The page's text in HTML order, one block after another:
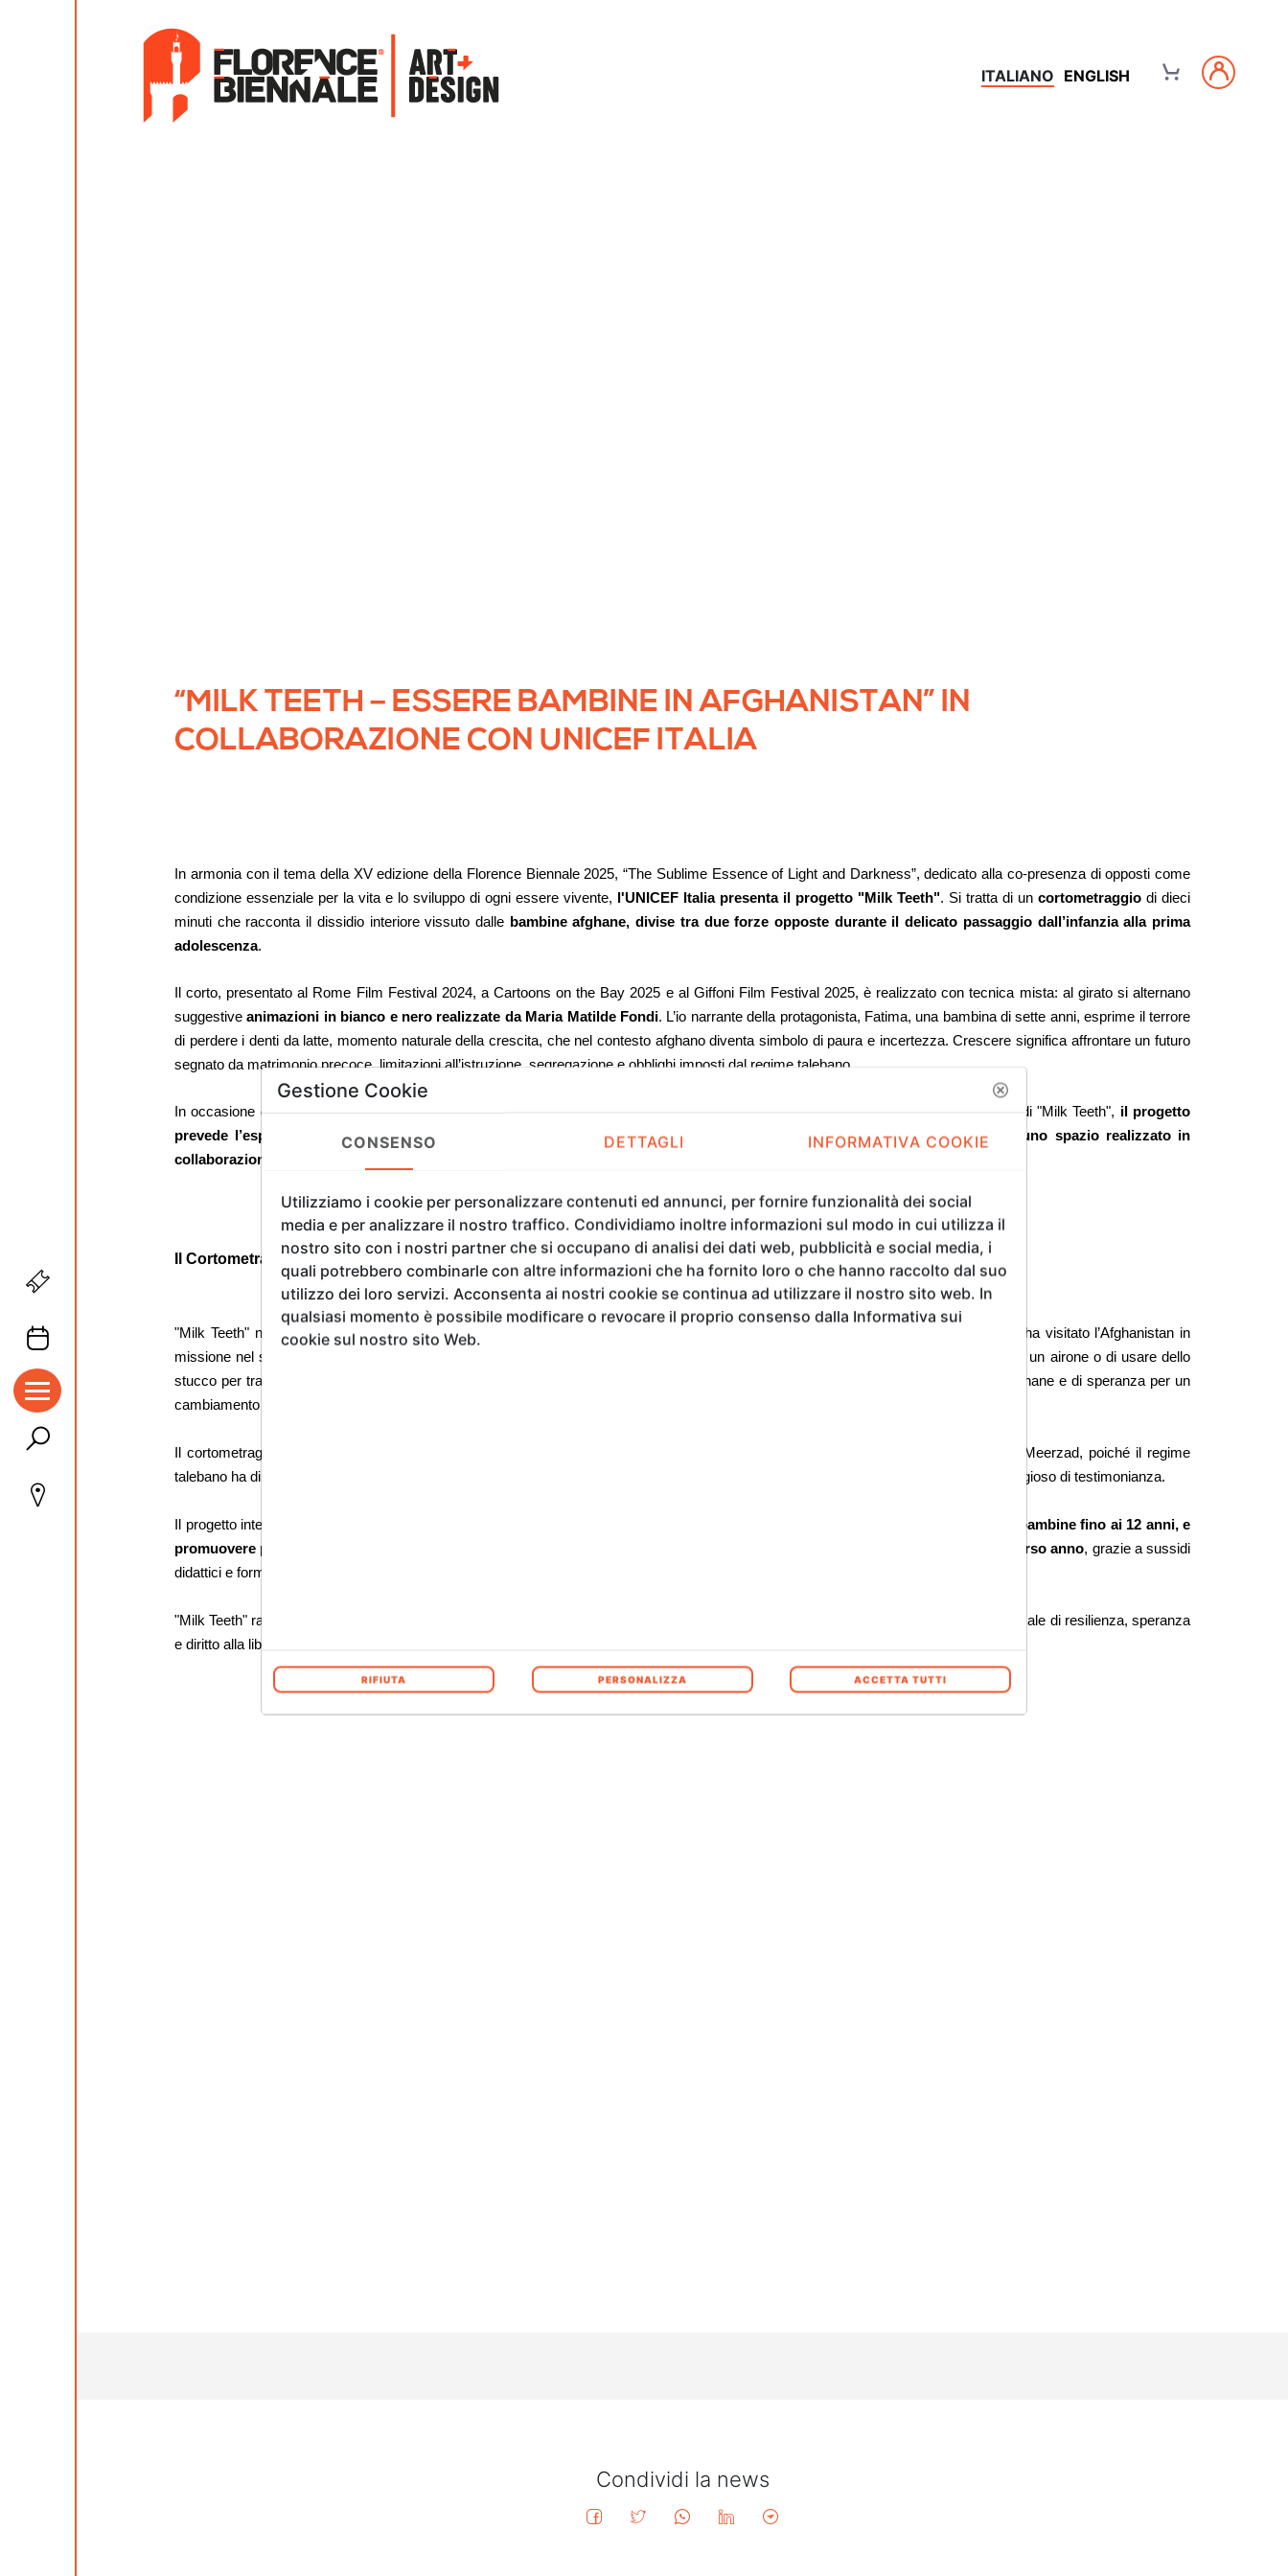
ITALIANO ENGLISH
“MILK TEETH – ESSERE BAMBINE IN AFGHANISTAN” IN
COLLABORAZIONE CON UNICEF ITALIA
In armonia con il tema della XV edizione della Florence Biennale 2025, “The Sublime Essence of Light and Darkness”, dedicato alla co-presenza di opposti come
condizione essenziale per la vita e lo sviluppo di ogni essere vivente, l'UNICEF Italia presenta il progetto "Milk Teeth". Si tratta di un cortometraggio di dieci
minuti che racconta il dissidio interiore vissuto dalle bambine afghane, divise tra due forze opposte durante il delicato passaggio dall’infanzia alla prima
adolescenza.
Il corto, presentato al Rome Film Festival 2024, a Cartoons on the Bay 2025 e al Giffoni Film Festival 2025, è realizzato con tecnica mista: al girato si alternano
suggestiveanimazioni in bianco e nero realizzate da Maria Matilde Fondi. L’io narrante della protagonista, Fatima, una bambina di sette anni, esprime il terrore
di perdere i denti da latte, momento naturale della crescita, che nel contesto afghano diventa simbolo di paura e incertezza. Crescere significa affrontare un futuro
segnato da matrimonio precoce, limitazioni all’istruzione, segregazione e obblighi imposti dal regime talebano.
In occasione della XV Florence Biennale, oltre allapresentazione e proiezione in area teatro , con interventi degli ideatori e artefici di "Milk Teeth", il progetto
prevede l’esposizione di una selezione dei disegni in bianco e nero di Maria Matilde Fondi tratti dal cortometraggio, in uno spazio realizzato in
collaborazione con l'UNICEF Italia.
Il Cortometraggio
"Milk Teeth" nasce da un’idea delregista Giuseppe Carrieri
, che ha visitato l’Afghanistan in
missione nel settembre 2023.
: sogna di librarsi nell’aria come un airone o di usare dello
stucco per trattenere i denti traballanti. Queste immagini lasciano nello spettatore un misto di amarezza
per la realtà delle bambine afghane e di speranza per un
cambiamento futuro.
Il cortometraggio, prodotto con il sostegno dell’UNICEF Italia, è stato realizzato in condizioni estremamente difficili dal regista Amid Meerzad, poiché il regime
talebano ha di fatto sospeso ogni attività artistica e vietato la rappresentazione visiva di esseri viventi, rendendo ogni scena un atto coraggioso di testimonianza.
Il progetto intende anche evidenziare
l’impegno dell’UNICEF in Afghanistan, che lavora per garantire il diritto all’istruzione delle bambine fino ai 12 anni, e
promuovere programmi educativi che hanno consentito a circa 3.500 bambini e bambine afghani di frequentare la scuola lo scorso anno, grazie a sussidi
didattici e formazione per insegnanti.
"Milk Teeth" rappresenta così un’opera di grande valore sociale e artistico, capace di trasformare dolore e paura in un messaggio universale di resilienza, speranza
e diritto alla libertà di crescita, con un forte impatto visivo grazie all’inconfondibile tratto in bianco e nero di Maria Matilde Fondi.
Condividi la news
Gestione Cookie
CONSENSO DETTAGLI INFORMATIVA COOKIE
Utilizziamo i cookie per personalizzare contenuti ed annunci, per fornire funzionalità dei social
media e per analizzare il nostro traffico. Condividiamo inoltre informazioni sul modo in cui utilizza il
nostro sito con i nostri partner che si occupano di analisi dei dati web, pubblicità e social media, i
quali potrebbero combinarle con altre informazioni che ha fornito loro o che hanno raccolto dal suo
utilizzo dei loro servizi. Acconsenta ai nostri cookie se continua ad utilizzare il nostro sito web. In
qualsiasi momento è possibile modificare o revocare il proprio consenso dalla Informativa sui
cookie sul nostro sito Web.
RIFIUTA PERSONALIZZA ACCETTA TUTTI